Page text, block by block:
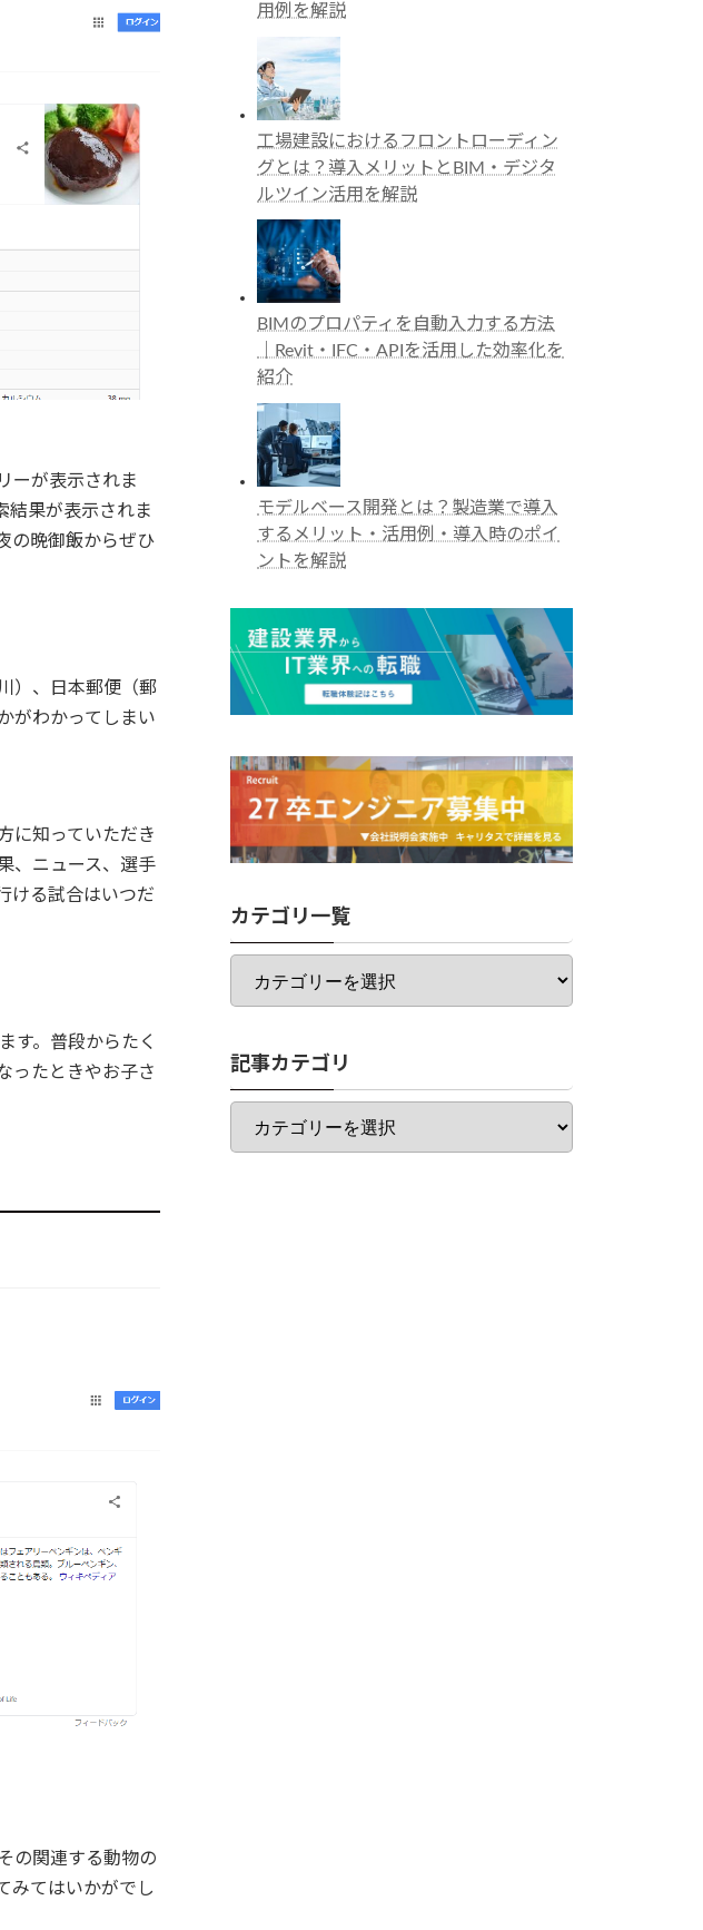
ーが表示されま
結果が表示されま
の晩御飯からぜひ
）、日本郵便（郵
がわかってしまい
に知っていただき
、ニュース、選手
ける試合はいつだ
す。普段からたく
ったときやお子さ
の関連する動物の
みてはいかがでし
用例を解説
工場建設におけるフロントローディン
グとは？導入メリットとBIM・デジタ
ルツイン活用を解説
BIMのプロパティを自動入力する方法
｜Revit・IFC・APIを活用した効率化を
紹介
モデルベース開発とは？製造業で導入
するメリット・活用例・導入時のポイ
ントを解説
カテゴリ一覧
カ
ゴ
一
覧
記事カテゴリ
記
カ